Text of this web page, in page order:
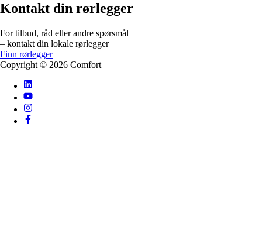
Kontakt din rørlegger
For tilbud, råd eller andre spørsmål
– kontakt din lokale rørlegger
Finn rørlegger
Copyright © 2026 Comfort